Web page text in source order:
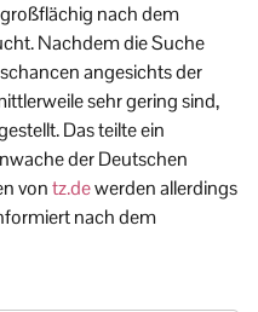
nach dem
Nachdem die Suche
angesichts der
sehr gering sind,
Das teilte ein
der Deutschen
vontz.dewerden allerdings
nach dem